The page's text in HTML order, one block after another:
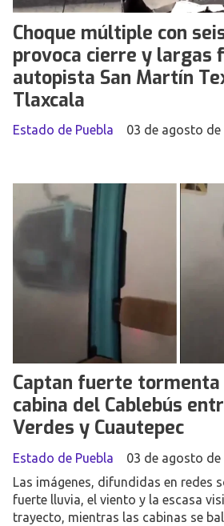
Choque múltiple con
provoca cierre y largas
autopista San Martín
Tlaxcala
Estado de Puebla 03 de agosto de
Captan fuerte tormenta
cabina del Cablebús
Verdes y Cuautepec
Estado de Puebla
03 de agosto de
Las imágenes, difundidas en redes
fuerte lluvia, el viento y la escasa
trayecto, mientras las cabinas se